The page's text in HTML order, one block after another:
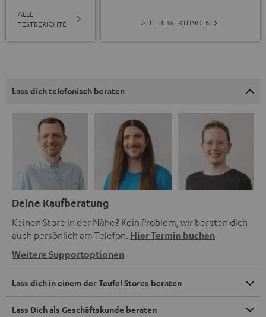
ALLE
TESTBERICHTE
ALLE BEWERTUNGEN
Lass dich telefonisch beraten
Deine Kaufberatung
Keinen Store in der Nähe? Kein Problem, wir beraten dich
auch persönlich am Telefon. Hier Termin buchen
Weitere Supportoptionen
Lass dich in einem der Teufel Stores beraten
Lass Dich als Geschäftskunde beraten